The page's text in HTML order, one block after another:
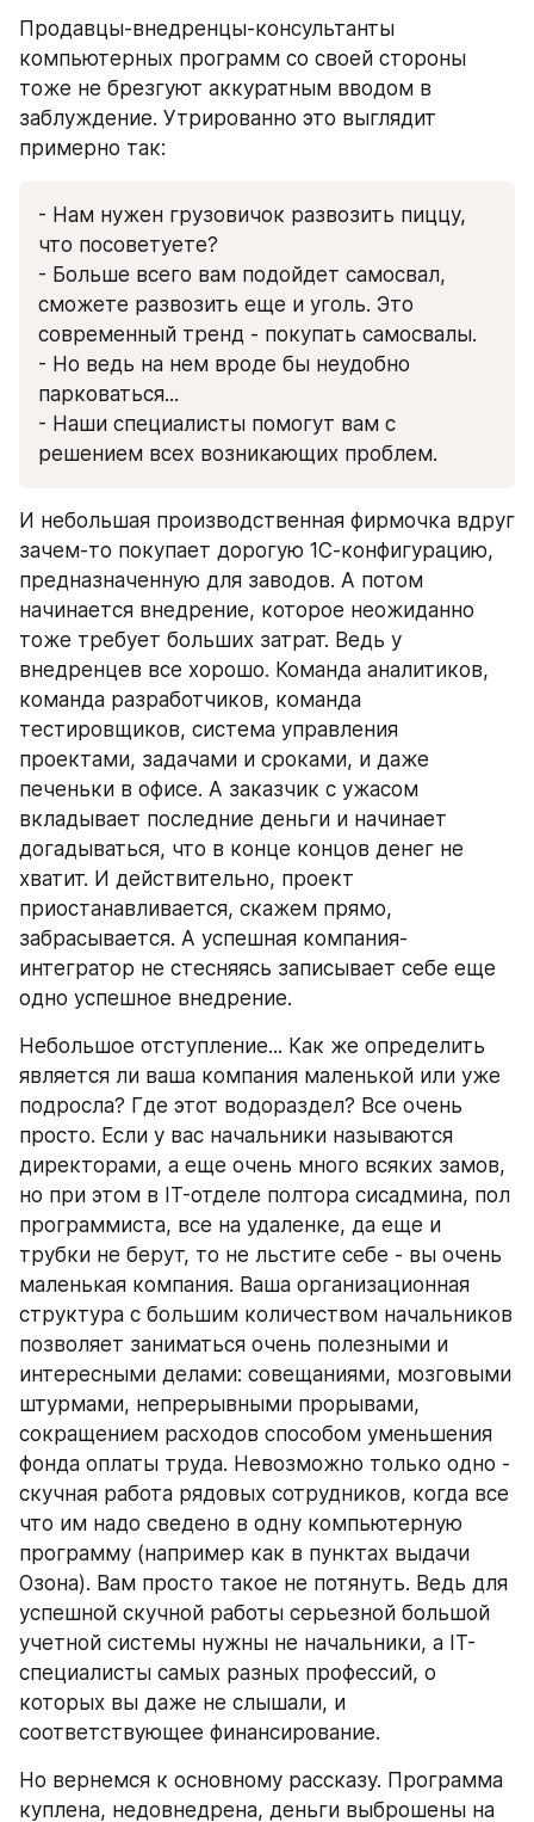
Продавцы-внедренцы-консультанты
компьютерных программ со своей стороны
тоже не брезгуют аккуратным вводом в
заблуждение. Утрированно это выглядит
примерно так:
- Нам нужен грузовичок развозить пиццу,
что посоветуете?
- Больше всего вам подойдет самосвал,
сможете развозить еще и уголь. Это
современный тренд - покупать самосвалы.
- Но ведь на нем вроде бы неудобно
парковаться...
- Наши специалисты помогут вам с
решением всех возникающих проблем.
И небольшая производственная фирмочка вдруг
зачем-то покупает дорогую 1С-конфигурацию,
предназначенную для заводов. А потом
начинается внедрение, которое неожиданно
тоже требует больших затрат. Ведь у
внедренцев все хорошо. Команда аналитиков,
команда разработчиков, команда
тестировщиков, система управления
проектами, задачами и сроками, и даже
печеньки в офисе. А заказчик с ужасом
вкладывает последние деньги и начинает
догадываться, что в конце концов денег не
хватит. И действительно, проект
приостанавливается, скажем прямо,
забрасывается. А успешная компания-
интегратор не стесняясь записывает себе еще
одно успешное внедрение.
Небольшое отступление... Как же определить
является ли ваша компания маленькой или уже
подросла? Где этот водораздел? Все очень
просто. Если у вас начальники называются
директорами, а еще очень много всяких замов,
но при этом в IT-отделе полтора сисадмина, пол
программиста, все на удаленке, да еще и
трубки не берут, то не льстите себе - вы очень
маленькая компания. Ваша организационная
структура с большим количеством начальников
позволяет заниматься очень полезными и
интересными делами: совещаниями, мозговыми
штурмами, непрерывными прорывами,
сокращением расходов способом уменьшения
фонда оплаты труда. Невозможно только одно -
скучная работа рядовых сотрудников, когда все
что им надо сведено в одну компьютерную
программу (например как в пунктах выдачи
Озона). Вам просто такое не потянуть. Ведь для
успешной скучной работы серьезной большой
учетной системы нужны не начальники, а IT-
специалисты самых разных профессий, о
которых вы даже не слышали, и
соответствующее финансирование.
Но вернемся к основному рассказу. Программа
куплена, недовнедрена, деньги выброшены на